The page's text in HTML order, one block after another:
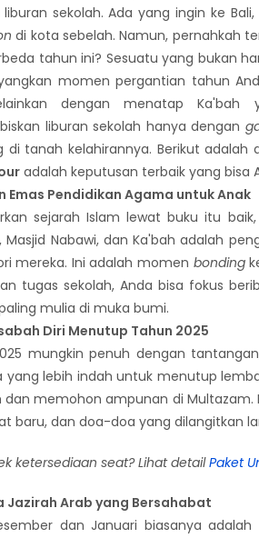
sekolah. Ada yang ingin ke
di kota sebelah. Namun, pernahkah
tahun ini? Sesuatu yang bukan
momen pergantian tahun
dengan menatap Ka'bah
liburan sekolah hanya dengan
di tanah kelahirannya. Berikut
adalah keputusan terbaik yang bisa
Emas Pendidikan Agama untuk Anak
sejarah Islam lewat buku itu
Masjid Nabawi, dan Ka'bah adalah
mereka. Ini adalah momen bonding
tugas sekolah, Anda bisa fokus
mulia di muka bumi.
Diri Menutup Tahun 2025
mungkin penuh dengan
yang lebih indah untuk menutup
dan memohon ampunan di
baru, dan doa-doa yang dilangitkan
ketersediaan seat? Lihat detailPaket
Jazirah Arab yang Bersahabat
dan Januari biasanya